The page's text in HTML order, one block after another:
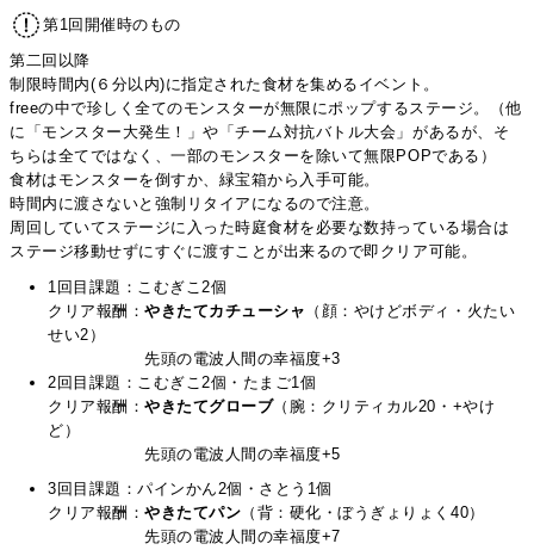
第1回開催時のもの
第二回以降
制限時間内(６分以内)に指定された食材を集めるイベント。
freeの中で珍しく全てのモンスターが無限にポップするステージ。（他
に「モンスター大発生！」や「チーム対抗バトル大会」があるが、そ
ちらは全てではなく、一部のモンスターを除いて無限POPである）
食材はモンスターを倒すか、緑宝箱から入手可能。
時間内に渡さないと強制リタイアになるので注意。
周回していてステージに入った時庭食材を必要な数持っている場合は
ステージ移動せずにすぐに渡すことが出来るので即クリア可能。
1回目課題：こむぎこ2個
クリア報酬：やきたてカチューシャ （顔：やけどボディ・火たい
せい2）
先頭の電波人間の幸福度+3
2回目課題：こむぎこ2個・たまご1個
クリア報酬：やきたてグローブ（腕：クリティカル20・+やけ
ど）
先頭の電波人間の幸福度+5
3回目課題：パインかん2個・さとう1個
クリア報酬：やきたてパン （背：硬化・ぼうぎょりょく40）
先頭の電波人間の幸福度+7